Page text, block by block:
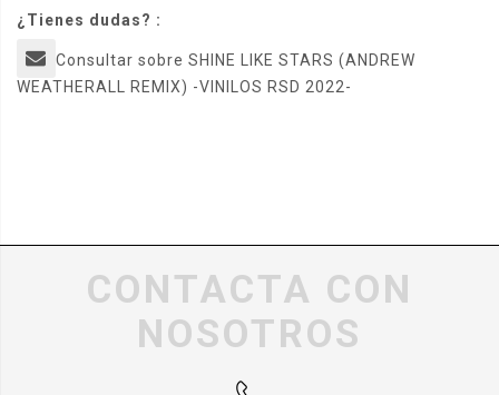
¿Tienes dudas? :
Consultar sobre SHINE LIKE STARS (ANDREW
WEATHERALL REMIX) -VINILOS RSD 2022-
CONTACTA CON
NOSOTROS